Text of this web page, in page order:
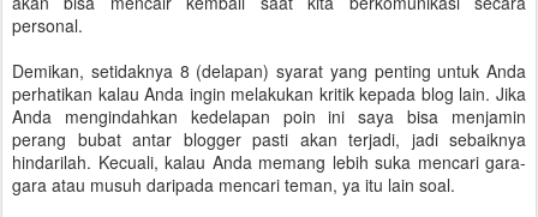
personal.
Demikan, setidaknya 8 (delapan) syarat yang penting untuk Anda
perhatikan kalau Anda ingin melakukan kritik kepada blog lain. Jika
Anda mengindahkan kedelapan poin ini saya bisa menjamin
perang bubat antar blogger pasti akan terjadi, jadi sebaiknya
hindarilah. Kecuali, kalau Anda memang lebih suka mencari gara-
gara atau musuh daripada mencari teman, ya itu lain soal.